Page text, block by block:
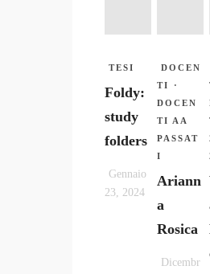
TESI
Foldy:
study
folders
Gennaio
23, 2024
DOCEN
TI
·
DOCEN
TI AA
PASSAT
I
Ariann
a
Rosica
Dicembr